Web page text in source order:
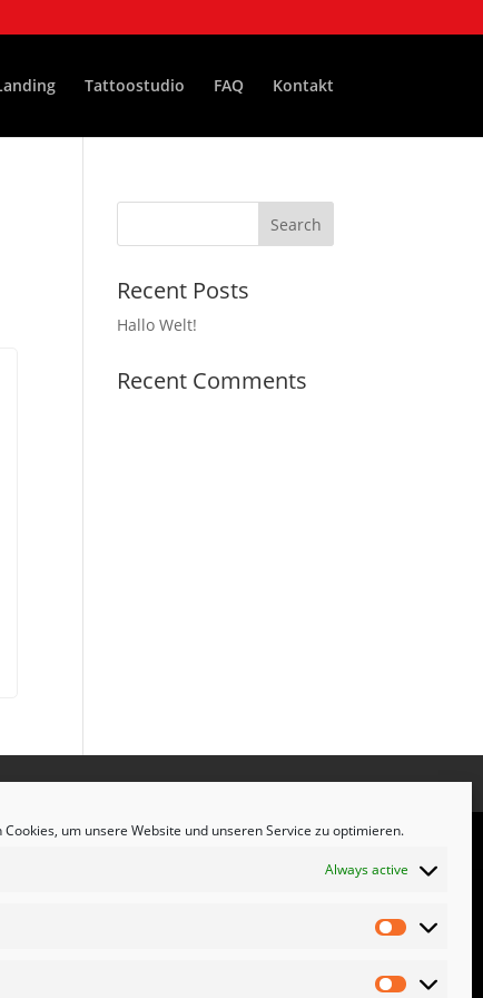
um unsere Website und unseren Service zu optimieren.
Always active
Marketing
Tattoostudio FAQ Kontakt
Recent Posts
Hallo Welt!
Recent Comments